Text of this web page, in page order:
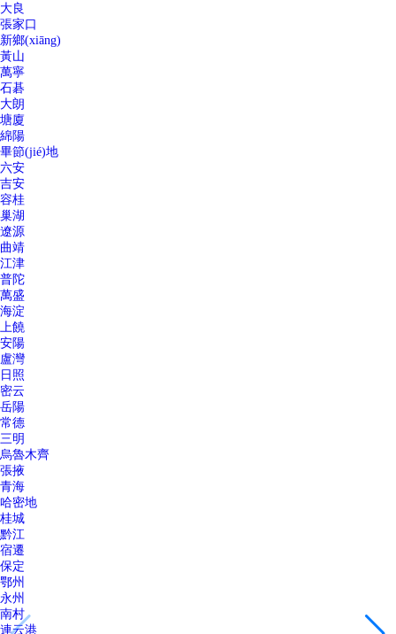
大良
張家口
新鄉(xiāng)
黃山
萬寧
石碁
大朗
塘廈
綿陽
畢節(jié)地
六安
吉安
容桂
巢湖
遼源
曲靖
江津
普陀
萬盛
海淀
上饒
安陽
盧灣
日照
密云
岳陽
常德
三明
烏魯木齊
張掖
青海
哈密地
桂城
黔江
宿遷
保定
鄂州
永州
南村
連云港